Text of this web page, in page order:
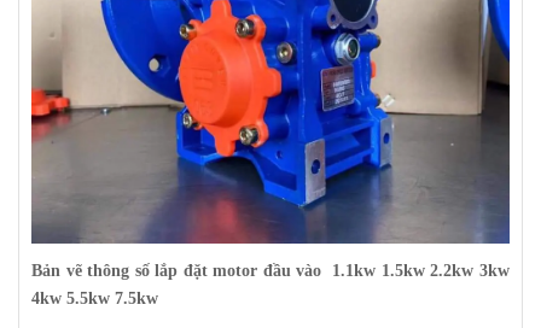
Bản vẽ thông số lắp đặt motor đầu vào 1.1kw 1.5kw 2.2kw 3kw
4kw 5.5kw 7.5kw